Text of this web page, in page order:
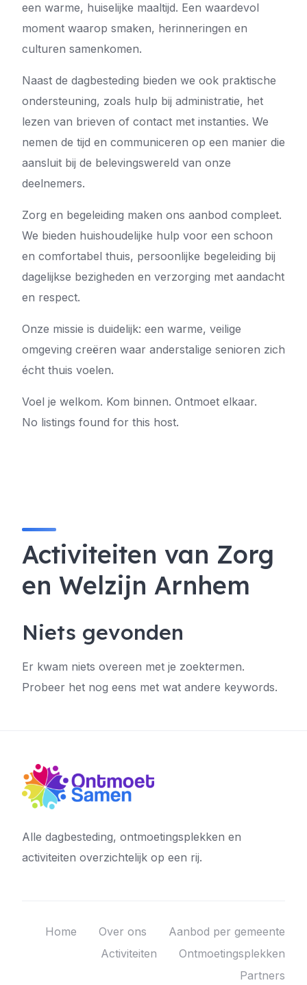
een warme, huiselijke maaltijd. Een waardevol
moment waarop smaken, herinneringen en
culturen samenkomen.
Naast de dagbesteding bieden we ook praktische
ondersteuning, zoals hulp bij administratie, het
lezen van brieven of contact met instanties. We
nemen de tijd en communiceren op een manier die
aansluit bij de belevingswereld van onze
deelnemers.
Zorg en begeleiding maken ons aanbod compleet.
We bieden huishoudelijke hulp voor een schoon
en comfortabel thuis, persoonlijke begeleiding bij
dagelijkse bezigheden en verzorging met aandacht
en respect.
Onze missie is duidelijk: een warme, veilige
omgeving creëren waar anderstalige senioren zich
écht thuis voelen.
Voel je welkom. Kom binnen. Ontmoet elkaar.
No listings found for this host.
Activiteiten van Zorg
en Welzijn Arnhem
Niets gevonden
Er kwam niets overeen met je zoektermen.
Probeer het nog eens met wat andere keywords.
Alle dagbesteding, ontmoetingsplekken en
activiteiten overzichtelijk op een rij.
Home Over ons
Aanbod per gemeente
Activiteiten
Ontmoetingsplekken
Partners